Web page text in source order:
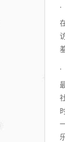
.
.